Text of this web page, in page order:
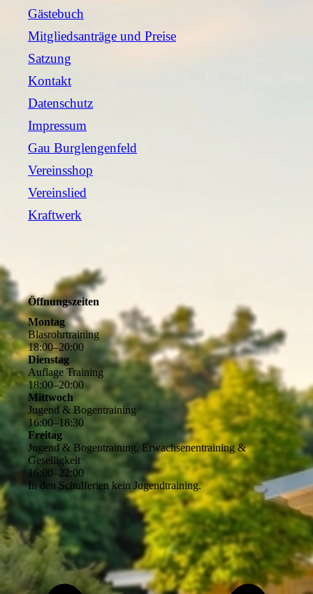
Gästebuch
Mitgliedsanträge und Preise
Satzung
Kontakt
Datenschutz
Impressum
Gau Burglengenfeld
Vereinsshop
Vereinslied
Kraftwerk
Öffnungszeiten
Montag
Blasrohrtraining
18:00–20:00
Dienstag
Auflage Training
18:00–20:00
Mittwoch
Jugend & Bogentraining
16:00–18:30
Freitag
Jugend & Bogentraining, Erwachsenentraining &
Geselligkeit
16:00–22:00
In den Schulferien kein Jugendtraining.